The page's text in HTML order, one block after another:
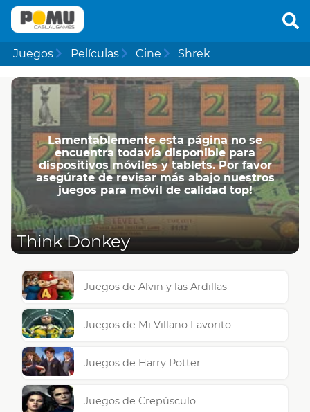
Juegos Películas Cine Shrek
Lamentablemente esta página no se
encuentra todavía disponible para
dispositivos móviles y tablets. Por favor
asegúrate de revisar más abajo nuestros
juegos para móvil de calidad top!
Think Donkey
Juegos de Alvin y las Ardillas
Juegos de Mi Villano Favorito
Juegos de Harry Potter
Juegos de Crepúsculo